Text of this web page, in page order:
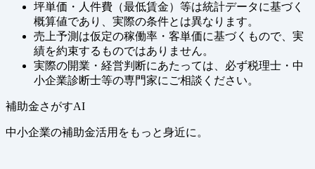
坪単価・人件費（最低賃金）等は統計データに基づく
概算値であり、実際の条件とは異なります。
売上予測は仮定の稼働率・客単価に基づくもので、実
績を約束するものではありません。
実際の開業・経営判断にあたっては、必ず税理士・中
小企業診断士等の専門家にご相談ください。
補助金さがすAI
中小企業の補助金活用をもっと身近に。